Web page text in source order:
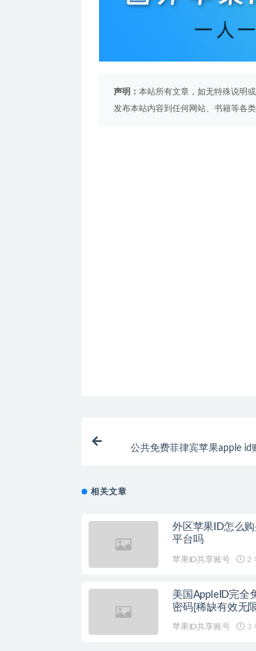
声明： 本站所有文章，如无特殊说明
发布本站内容到任何网站、书籍等各
公共免费菲律宾苹果apple id
相关文章
外区苹果ID怎么
平台吗
苹果ID共享账号 2
美国AppleID完全
密码[稀缺有效无
苹果ID共享账号 3